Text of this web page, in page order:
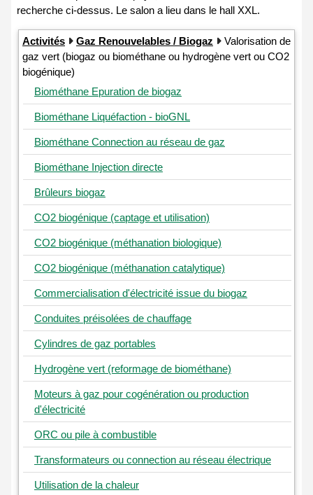
Activités Gaz Renouvelables / Biogaz
Valorisation de
gaz vert (biogaz ou biométhane ou hydrogène vert ou CO2
biogénique)
Biométhane Epuration de biogaz
Biométhane Liquéfaction - bioGNL
Biométhane Connection au réseau de gaz
Biométhane Injection directe
Brûleurs biogaz
CO2 biogénique (captage et utilisation)
CO2 biogénique (méthanation biologique)
CO2 biogénique (méthanation catalytique)
Commercialisation d'électricité issue du biogaz
Conduites préisolées de chauffage
Cylindres de gaz portables
Hydrogène vert (reformage de biométhane)
Moteurs à gaz pour cogénération ou production
d'électricité
ORC ou pile à combustible
Transformateurs ou connection au réseau électrique
Utilisation de la chaleur